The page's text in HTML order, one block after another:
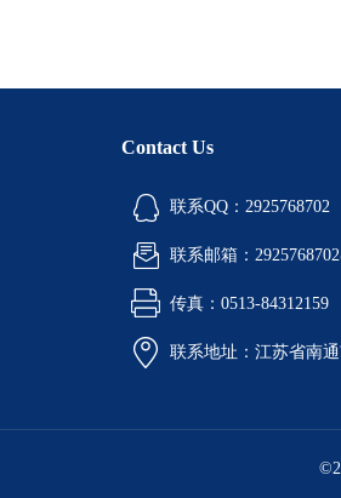
Contact Us
联系QQ：2925768702
联系邮箱：
传真：0513-84312159
联系地址：江苏省南